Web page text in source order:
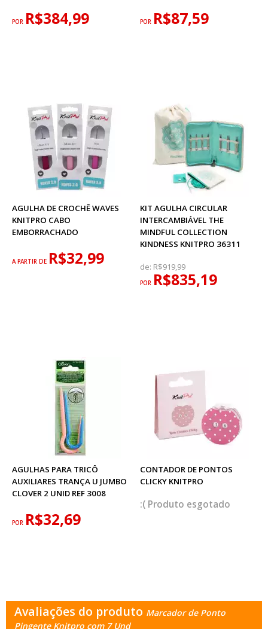
POR R$384,99 POR R$87,59
AGULHA DE CROCHÊ WAVES
KNITPRO CABO
EMBORRACHADO
A PARTIR DE R$32,99
KIT AGULHA CIRCULAR
INTERCAMBIÁVEL THE
MINDFUL COLLECTION
KINDNESS KNITPRO 36311
de: R$919,99
POR R$835,19
AGULHAS PARA TRICÔ
AUXILIARES TRANÇA U JUMBO
CLOVER 2 UNID REF 3008
POR R$32,69
CONTADOR DE PONTOS
CLICKY KNITPRO
esgotado
Avaliações do produto Marcador de Ponto
Pingente Knitpro com 7 Und